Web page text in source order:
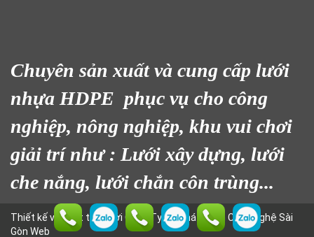
LƯỚI CHẮN NẮNG
Chuyên sản xuất và cung cấp lưới
nhựa HDPE phục vụ cho công
nghiệp, nông nghiệp, khu vui chơi
giải trí như : Lưới xây dựng, lưới
che nắng, lưới chắn côn trùng...
Thiết kế và phát triển bởi Công Ty CP Phát Triển Công Nghệ Sài
Gòn Web